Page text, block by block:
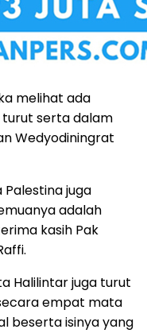
melihat ada
serta dalam
Wedyodiningrat
juga
adalah
kasih Pak
Halilintar juga turut
empat mata
beserta isinya yang